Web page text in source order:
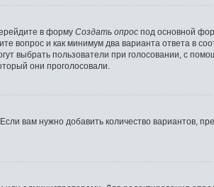
в форму Создать опрос под основной
вопрос и как минимум два варианта ответа в
выбрать пользователи при голосовании, с
они проголосовали.
вам нужно добавить количество вариантов,